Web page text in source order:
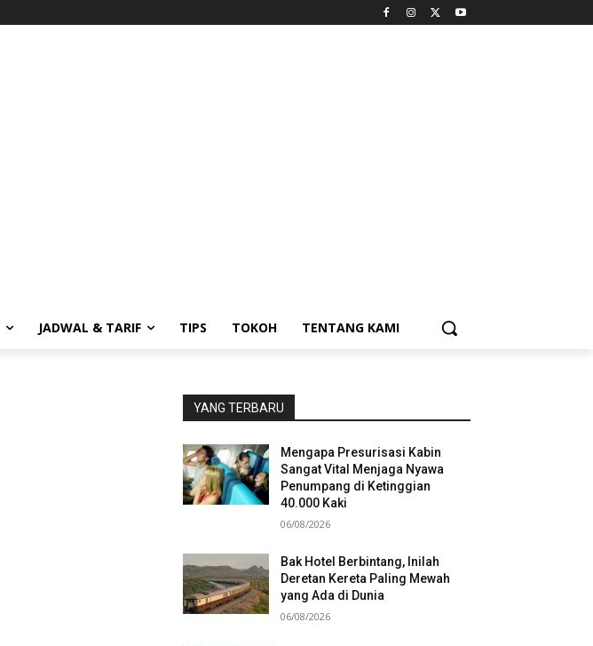
JADWAL & TARIF TIPS TOKOH TENTANG KAMI
YANG TERBARU
Mengapa Presurisasi Kabin
Sangat Vital Menjaga Nyawa
Penumpang di Ketinggian
40.000 Kaki
06/08/2026
Bak Hotel Berbintang, Inilah
Deretan Kereta Paling Mewah
yang Ada di Dunia
06/08/2026